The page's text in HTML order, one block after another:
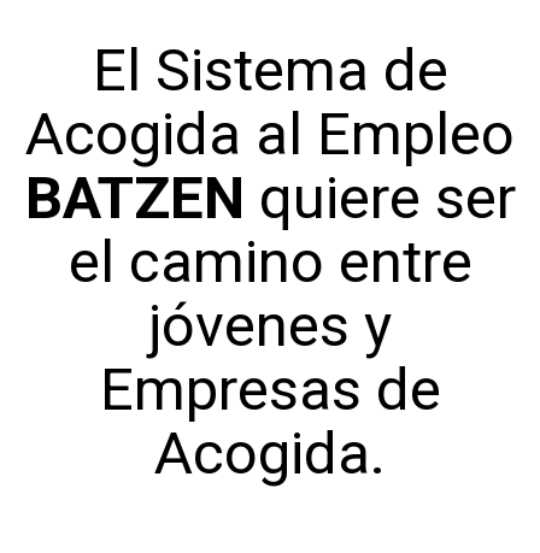
El Sistema de
Acogida al Empleo
BATZEN quiere ser
el camino entre
jóvenes y
Empresas de
Acogida.